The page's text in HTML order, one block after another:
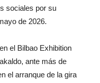
sociales por su
de 2026.
el Bilbao Exhibition
ante más de
el arranque de la gira